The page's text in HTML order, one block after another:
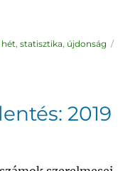
statisztika újdonság
2019